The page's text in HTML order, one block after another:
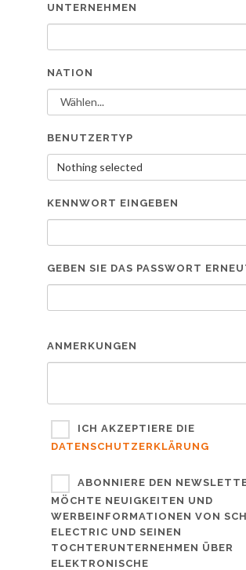
UNTERNEHMEN
NATION
BENUTZERTYP
Nothing selected
KENNWORT EINGEBEN
GEBEN SIE DAS PASSWORT
ANMERKUNGEN
ICH AKZEPTIERE DIE
DATENSCHUTZERKLÄRUNG
ABONNIERE DEN
MÖCHTE NEUIGKEITEN UND
WERBEINFORMATIONEN VON
ELECTRIC UND SEINEN
TOCHTERUNTERNEHMEN ÜBER
ELEKTRONISCHE